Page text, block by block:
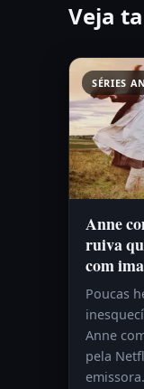
Veja
SÉRIES
Anne
ruiva
com
Poucas
Anne
pela